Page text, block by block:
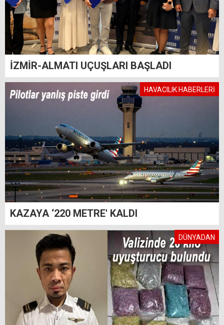
İZMİR-ALMATI UÇUŞLARI BAŞLADI
HAVACILIK HABERLERİ
KAZAYA ‘220 METRE' KALDI
DÜNYADAN